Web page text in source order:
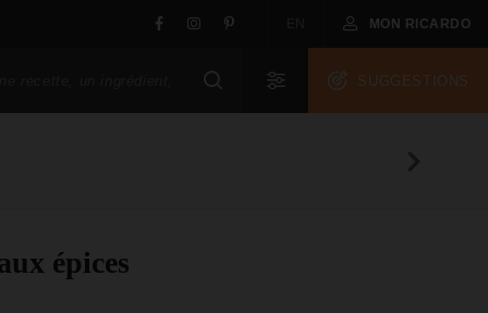
MON RICARDO
SUGGESTIONS
épices